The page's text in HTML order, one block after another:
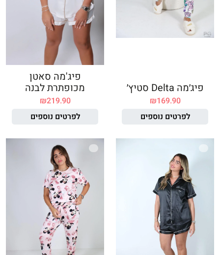
פיג׳מה Delta סטיץ׳
₪169.90
לפרטים נוספים
פיג'מה סאטן
מכופתרת לבנה
₪219.90
לפרטים נוספים